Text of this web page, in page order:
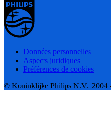
Données personnelles
Aspects juridiques
Préférences de cookies
© Koninklijke Philips N.V., 2004 -